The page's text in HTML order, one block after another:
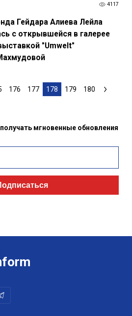
4117
Гейдара Алиева Лейла
с открывшейся в галерее
"Umwelt"
176 177 178 179 180
мгновенные обновления